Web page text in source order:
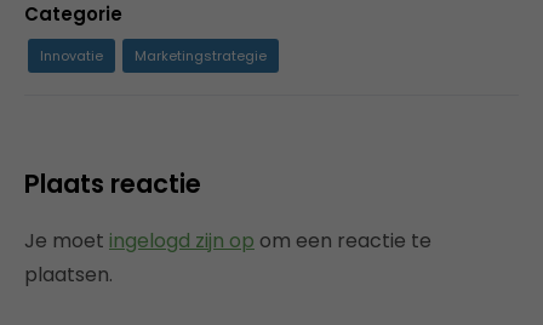
Categorie
Innovatie Marketingstrategie
Plaats reactie
Je moet ingelogd zijn op om een reactie te
plaatsen.